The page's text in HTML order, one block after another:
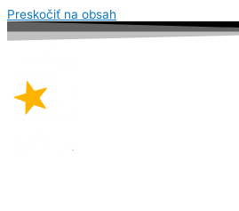
Preskočiť na obsah